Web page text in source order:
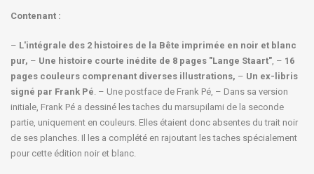
Contenant :
– L'intégrale des 2 histoires de la Bête imprimée en noir et blanc
pur, – Une histoire courte inédite de 8 pages "Lange Staart", – 16
pages couleurs comprenant diverses illustrations, – Un ex-libris
signé par Frank Pé. – Une postface de Frank Pé, – Dans sa version
initiale, Frank Pé a dessiné les taches du marsupilami de la seconde
partie, uniquement en couleurs. Elles étaient donc absentes du trait noir
de ses planches. Il les a complété en rajoutant les taches spécialement
pour cette édition noir et blanc.